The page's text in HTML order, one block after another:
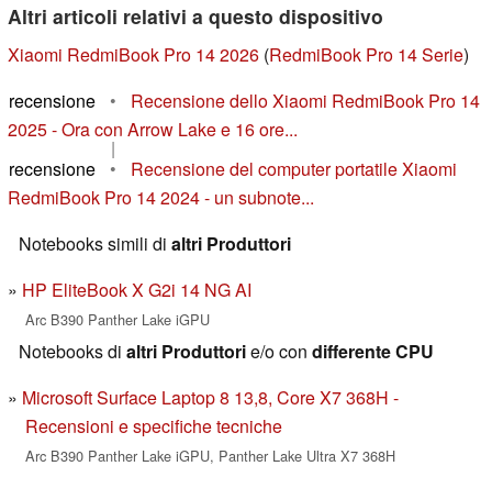
Altri articoli relativi a questo dispositivo
Xiaomi RedmiBook Pro 14 2026 (RedmiBook Pro 14 Serie)
recensione
•
Recensione dello Xiaomi RedmiBook Pro 14
2025 - Ora con Arrow Lake e 16 ore...
|
recensione
•
Recensione del computer portatile Xiaomi
RedmiBook Pro 14 2024 - un subnote...
Notebooks simili di altri Produttori
HP EliteBook X G2i 14 NG AI
Arc B390 Panther Lake iGPU
Notebooks di altri Produttorie/o con differente CPU
Microsoft Surface Laptop 8 13,8, Core X7 368H -
Recensioni e specifiche tecniche
Arc B390 Panther Lake iGPU, Panther Lake Ultra X7 368H